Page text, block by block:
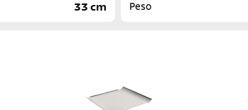
33 cm Peso